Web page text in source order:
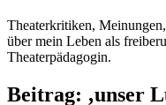
Theaterkritiken,
über mein Leben als
Theaterpädagogin.
Beitrag: ‚unser